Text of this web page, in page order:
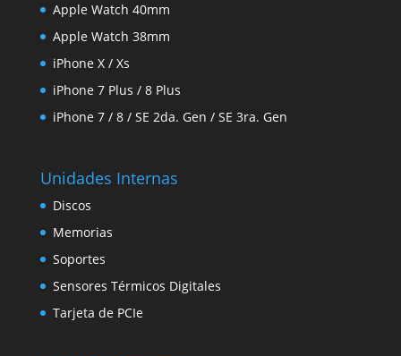
Apple Watch 40mm
Apple Watch 38mm
iPhone X / Xs
iPhone 7 Plus / 8 Plus
iPhone 7 / 8 / SE 2da. Gen / SE 3ra. Gen
Unidades Internas
Discos
Memorias
Soportes
Sensores Térmicos Digitales
Tarjeta de PCIe